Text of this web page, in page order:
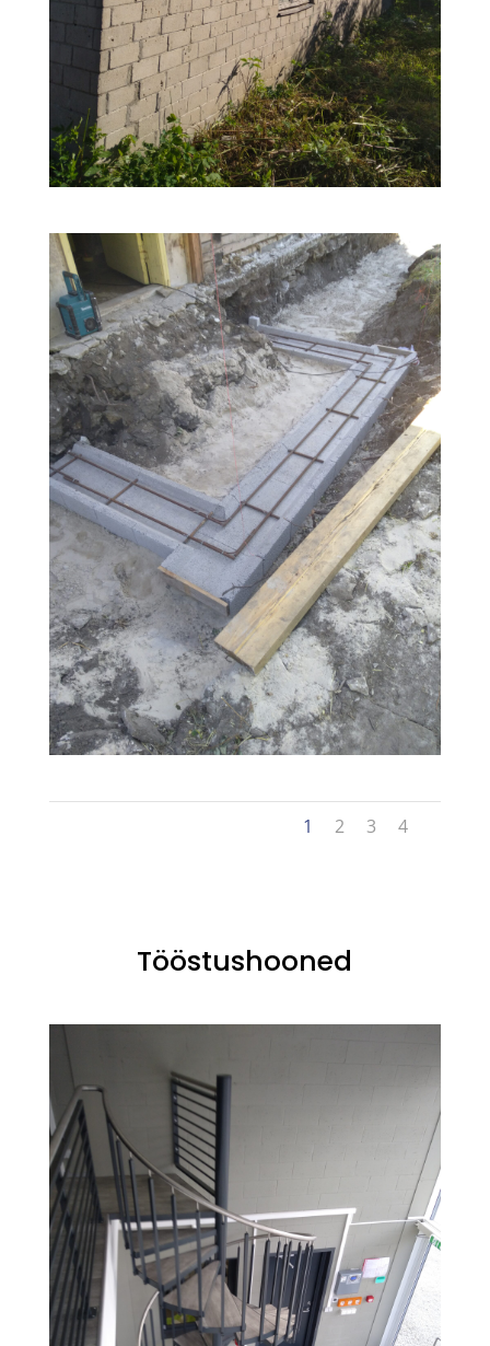
1 2 3 4
Tööstushooned